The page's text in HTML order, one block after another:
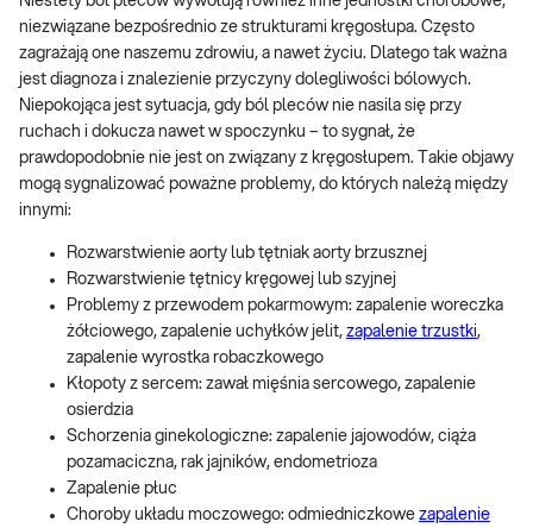
niezwiązane bezpośrednio ze strukturami kręgosłupa. Często
zagrażają one naszemu zdrowiu, a nawet życiu. Dlatego tak ważna
jest diagnoza i znalezienie przyczyny dolegliwości bólowych.
Niepokojąca jest sytuacja, gdy ból pleców nie nasila się przy
ruchach i dokucza nawet w spoczynku – to sygnał, że
prawdopodobnie nie jest on związany z kręgosłupem. Takie objawy
mogą sygnalizować poważne problemy, do których należą między
innymi:
Rozwarstwienie aorty lub tętniak aorty brzusznej
Rozwarstwienie tętnicy kręgowej lub szyjnej
Problemy z przewodem pokarmowym: zapalenie woreczka
żółciowego, zapalenie uchyłków jelit, zapalenie trzustki,
zapalenie wyrostka robaczkowego
Kłopoty z sercem: zawał mięśnia sercowego, zapalenie
osierdzia
Schorzenia ginekologiczne: zapalenie jajowodów, ciąża
pozamaciczna, rak jajników, endometrioza
Zapalenie płuc
Choroby układu moczowego: odmiedniczkowe zapalenie